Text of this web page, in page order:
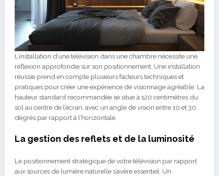
L’installation d’une télévision dans une chambre nécessite une
réflexion approfondie sur son positionnement. Une installation
réussie prend en compte plusieurs facteurs techniques et
pratiques pour créer une expérience de visionnage agréable. La
hauteur standard recommandée se situe à 120 centimètres du
sol au centre de l’écran, avec un angle de vision entre 10 et 30
degrés par rapport à l’horizontale.
La gestion des reflets et de la luminosité
Le positionnement stratégique de votre télévision par rapport
aux sources de lumière naturelle s’avère essentiel. Un